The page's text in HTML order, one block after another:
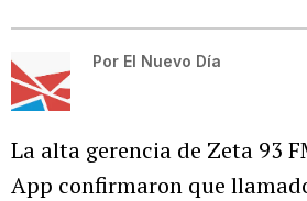
Por El Nuevo Día
La alta gerencia de Zeta 93
App confirmaron que